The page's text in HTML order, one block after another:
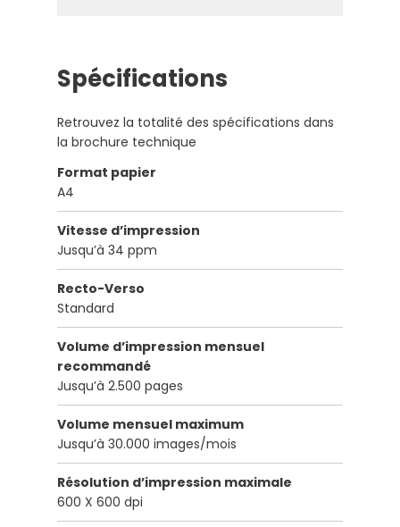
Spécifications
Retrouvez la totalité des spécifications dans
la brochure technique
Format papier
A4
Vitesse d’impression
Jusqu’à 34 ppm
Recto-Verso
Standard
Volume d’impression mensuel
recommandé
Jusqu’à 2.500 pages
Volume mensuel maximum
Jusqu’à 30.000 images/mois
Résolution d’impression maximale
600 X 600 dpi